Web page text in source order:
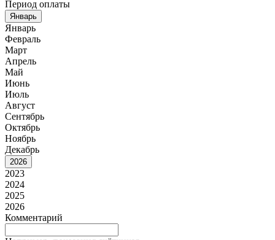
Период оплаты
Январь
Январь
Февраль
Март
Апрель
Май
Июнь
Июль
Август
Сентябрь
Октябрь
Ноябрь
Декабрь
2026
2023
2024
2025
2026
Комментарий